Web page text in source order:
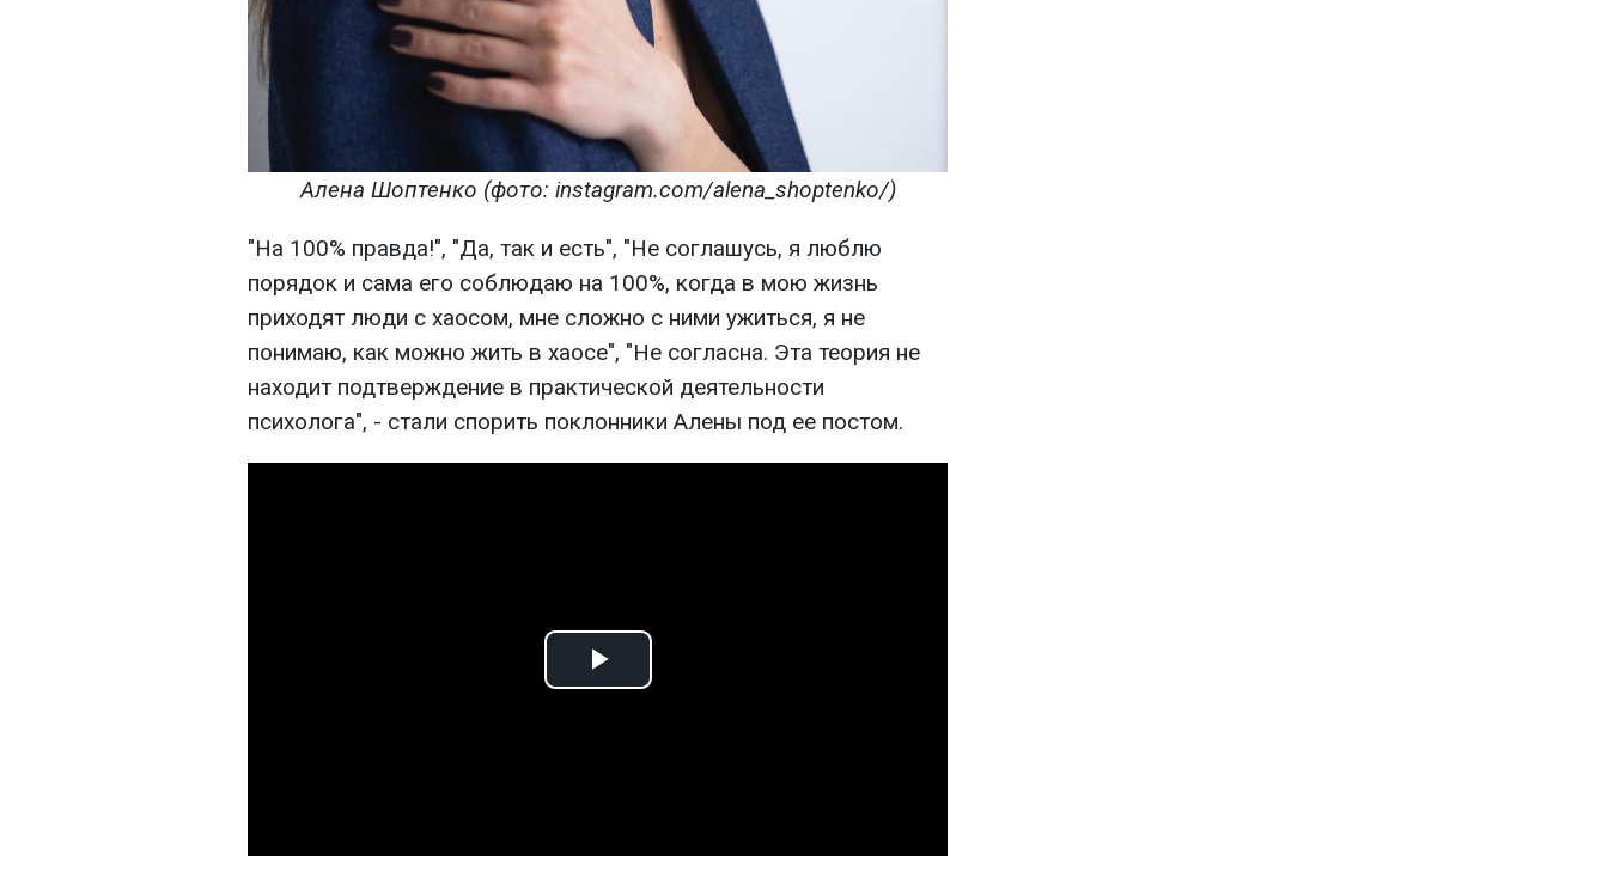
Алена Шоптенко (фото: instagram.com/alena_shoptenko/)
"На 100% правда!", "Да, так и есть", "Не соглашусь, я люблю
порядок и сама его соблюдаю на 100%, когда в мою жизнь
приходят люди с хаосом, мне сложно с ними ужиться, я не
понимаю, как можно жить в хаосе", "Не согласна. Эта теория не
находит подтверждение в практической деятельности
психолога", - стали спорить поклонники Алены под ее постом.
Play